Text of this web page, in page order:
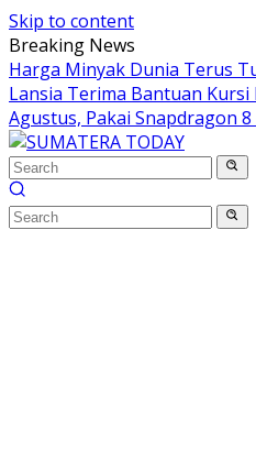
Skip to content
Breaking News
Harga Minyak Dunia Terus
Lansia Terima Bantuan Kursi
Agustus, Pakai Snapdragon 8